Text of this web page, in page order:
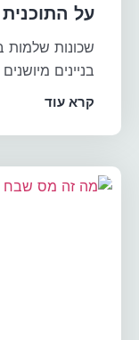
על
שכונות
בניינים
קרא עוד